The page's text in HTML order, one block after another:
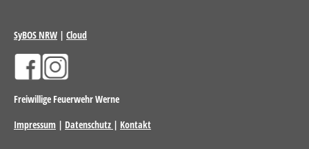
SyBOS NRW | Cloud
Freiwillige Feuerwehr Werne
Impressum | Datenschutz | Kontakt